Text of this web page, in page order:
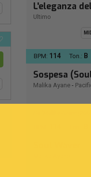
L'eleganza
Ultimo
BPM: 114 Ton.: B
Sospesa
Malika Ayane -